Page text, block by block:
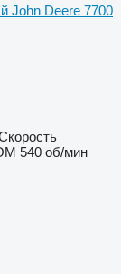
John Deere 7700
540 об/мин